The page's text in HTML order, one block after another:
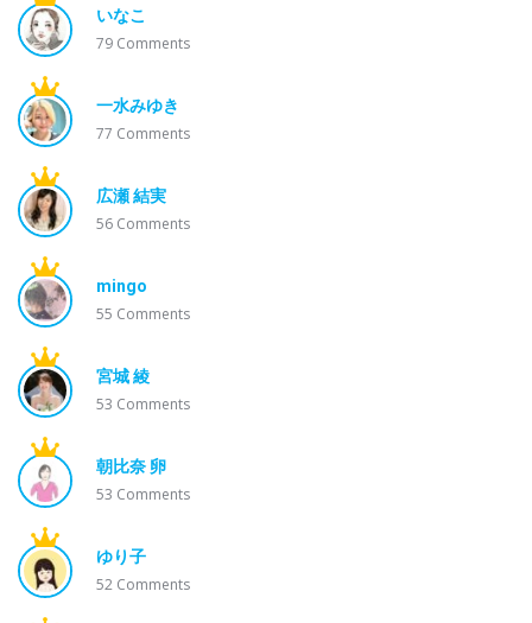
いなこ
79 Comments
一水みゆき
77 Comments
広瀬 結実
56 Comments
mingo
55 Comments
宮城 綾
53 Comments
朝比奈 卵
53 Comments
ゆり子
52 Comments